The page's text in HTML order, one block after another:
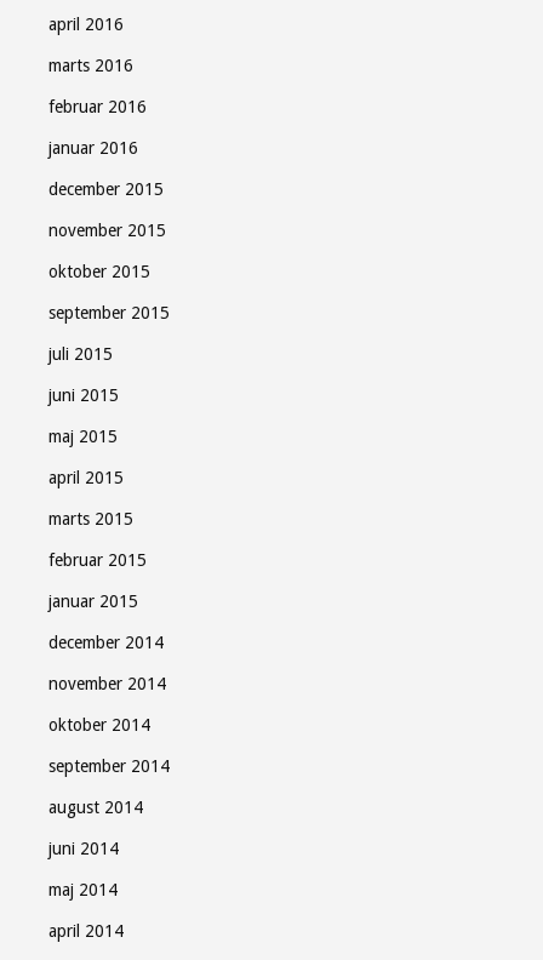
april 2016
marts 2016
februar 2016
januar 2016
december 2015
november 2015
oktober 2015
september 2015
juli 2015
juni 2015
maj 2015
april 2015
marts 2015
februar 2015
januar 2015
december 2014
november 2014
oktober 2014
september 2014
august 2014
juni 2014
maj 2014
april 2014